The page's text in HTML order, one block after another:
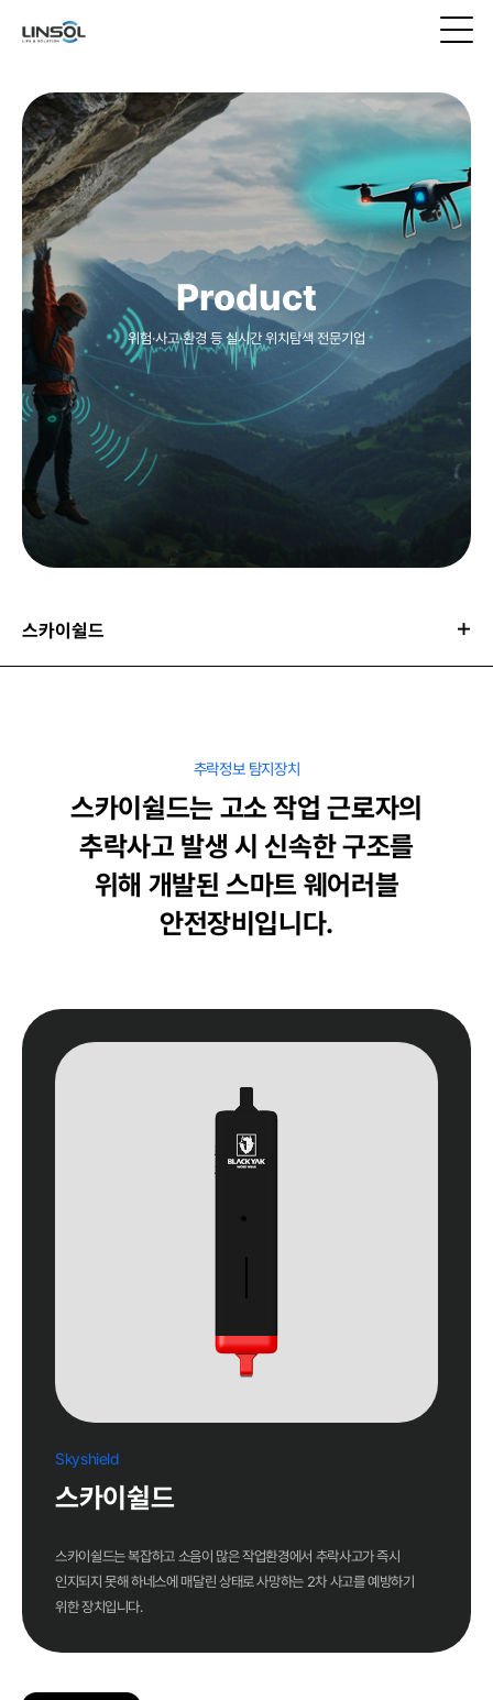
Product
위험·사고·환경 등 실시간 위치탐색 전문기업
스카이쉴드
추락정보 탐지장치
스카이쉴드는 고소 작업 근로자의
추락사고 발생 시 신속한 구조를
위해 개발된 스마트 웨어러블
안전장비입니다.
Skyshield
스카이쉴드
스카이쉴드는 복잡하고 소음이 많은 작업환경에서 추락사고가 즉시
인지되지 못해 하네스에 매달린 상태로 사망하는 2차 사고를 예방하기
위한 장치입니다.